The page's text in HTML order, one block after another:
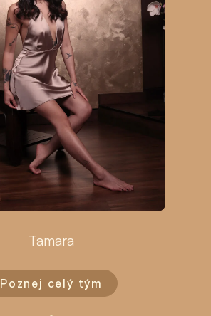
Tamara
Poznej celý tým